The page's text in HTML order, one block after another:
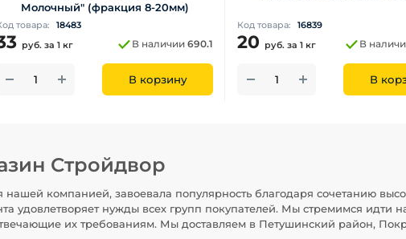
Молочный" (фракция 8-20мм)
товара: 18483
руб. за 1 кг В наличии 690.1
В корзину
Код товара: 16839
20 руб. за 1 кг В
В
Стройдвор
компанией, завоевала популярность благодаря сочетанию
удовлетворяет нужды всех групп покупателей. Мы стремимся идти
их требованиям. Мы доставляем в Петушинский район,